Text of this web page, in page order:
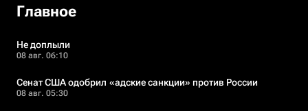
Главное
Не доплыли
08 авг. 06:10
Сенат США одобрил «адские санкции» против России
08 авг. 05:30